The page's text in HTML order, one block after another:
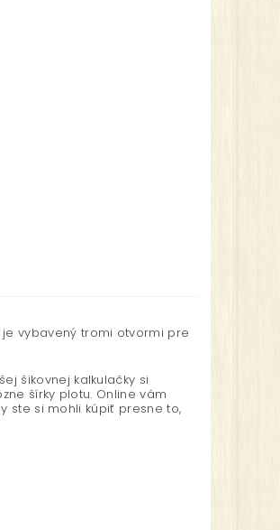
vybavený tromi otvormi pre
šikovnej kalkulačky si
šírky plotu. Online vám
ste si mohli kúpiť presne to,